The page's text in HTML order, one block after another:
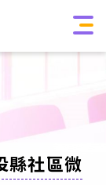
縣社區微